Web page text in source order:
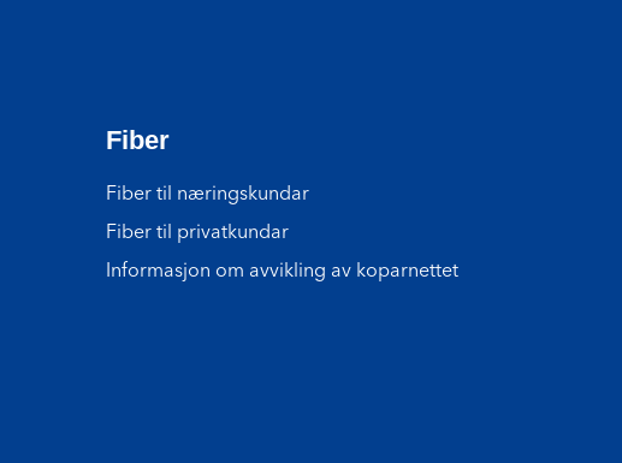
Fiber
Fiber til næringskundar
Fiber til privatkundar
Informasjon om avvikling av koparnettet